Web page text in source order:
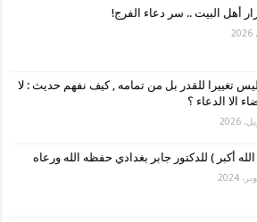
أهل البيت .. سر دعاء الفرج!
ليس تغييرا للقدر بل من تمامه , كيف نفهم حديث : لا
الا الدعاء ؟
أكبر ) للدكتور جابر بغدادي حفظه الله ورعاه